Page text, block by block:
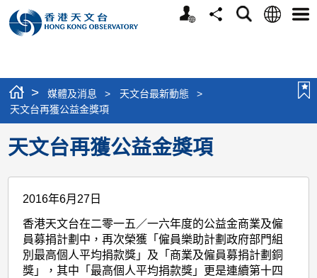
個
分
搜
語
選
> 媒體及消息 > 天文台最新動態
>
天文台再獲公益金獎項
天文台再獲公益金獎項
2016年6月27日
香港天文台在二零一五／一六年度的公益金商業及僱
員募捐計劃中，再次榮獲「僱員樂助計劃政府部門組
別最高個人平均捐款獎」及「商業及僱員募捐計劃銅
獎」，其中「最高個人平均捐款獎」更是連續第十四